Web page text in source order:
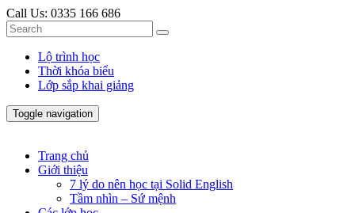
Call Us: 0335 166 686
Lộ trình học
Thời khóa biểu
Lớp sắp khai giảng
Toggle navigation
Trang chủ
Giới thiệu
7 lý do nên học tại Solid English
Tầm nhìn – Sứ mệnh